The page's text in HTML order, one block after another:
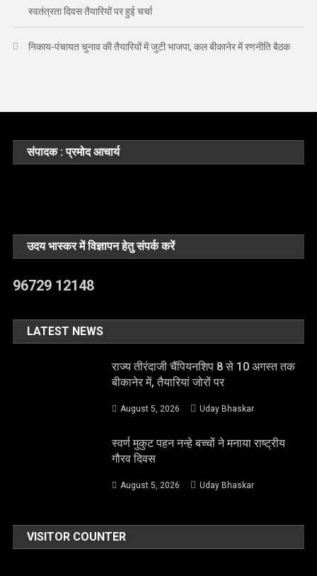
स्वतंत्रता दिवस तैयारियों पर हुई चर्चा
निकाय-पंचायत चुनाव की तैयारियों में जुटी भाजपा, कल बीकानेर में रणनीति बैठक
संपादक : प्रमोद आचार्य
उदय भास्कर में विज्ञापन हेतु संपर्क करें
96729 12148
LATEST NEWS
राज्य तीरंदाजी चैंपियनशिप 8 से 10 अगस्त तक
बीकानेर में, तैयारियां जोरों पर
August 5, 2026 Uday Bhaskar
स्वर्ण मुकुट पहन नन्हे बच्चों ने मनाया राष्ट्रीय
गौरव दिवस
August 5, 2026 Uday Bhaskar
VISITOR COUNTER